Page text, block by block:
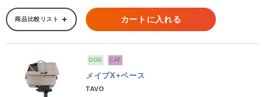
商品比較リスト カートに入れる
DOG CAT
メイブX+ベース
TAVO